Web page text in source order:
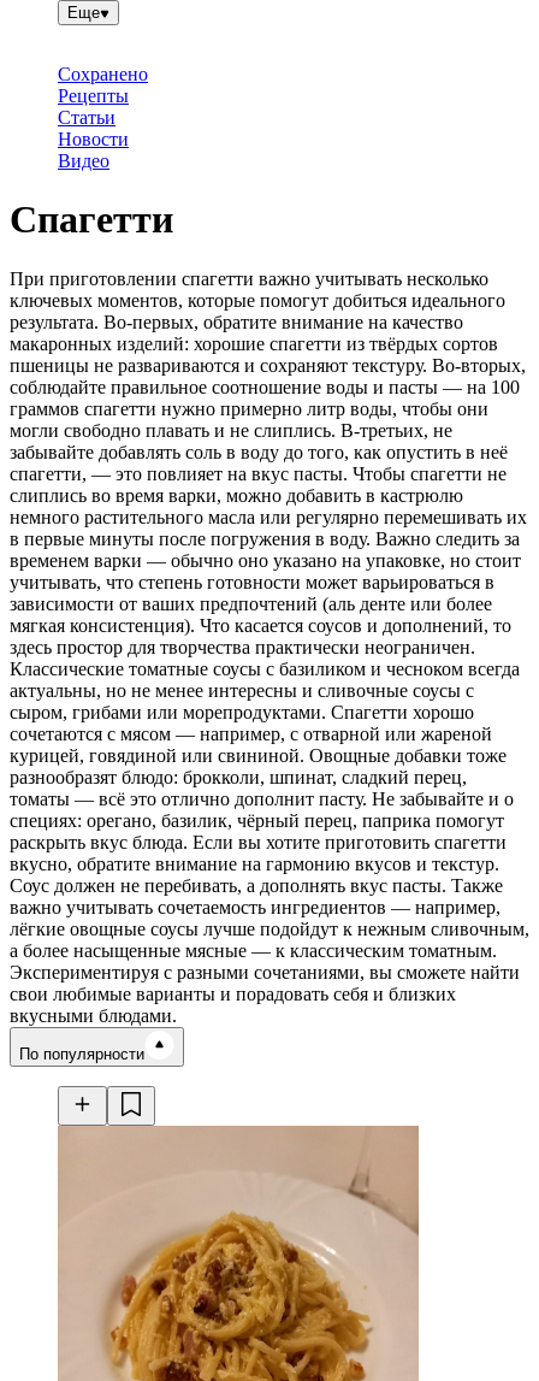
Еще
Сохранено
Рецепты
Статьи
Новости
Видео
Спагетти
При приготовлении спагетти важно учитывать несколько
ключевых моментов, которые помогут добиться идеального
результата. Во-первых, обратите внимание на качество
макаронных изделий: хорошие спагетти из твёрдых сортов
пшеницы не развариваются и сохраняют текстуру. Во-вторых,
соблюдайте правильное соотношение воды и пасты — на 100
граммов спагетти нужно примерно литр воды, чтобы они
могли свободно плавать и не слиплись. В-третьих, не
забывайте добавлять соль в воду до того, как опустить в неё
спагетти, — это повлияет на вкус пасты. Чтобы спагетти не
слиплись во время варки, можно добавить в кастрюлю
немного растительного масла или регулярно перемешивать их
в первые минуты после погружения в воду. Важно следить за
временем варки — обычно оно указано на упаковке, но стоит
учитывать, что степень готовности может варьироваться в
зависимости от ваших предпочтений (аль денте или более
мягкая консистенция). Что касается соусов и дополнений, то
здесь простор для творчества практически неограничен.
Классические томатные соусы с базиликом и чесноком всегда
актуальны, но не менее интересны и сливочные соусы с
сыром, грибами или морепродуктами. Спагетти хорошо
сочетаются с мясом — например, с отварной или жареной
курицей, говядиной или свининой. Овощные добавки тоже
разнообразят блюдо: брокколи, шпинат, сладкий перец,
томаты — всё это отлично дополнит пасту. Не забывайте и о
специях: орегано, базилик, чёрный перец, паприка помогут
раскрыть вкус блюда. Если вы хотите приготовить спагетти
вкусно, обратите внимание на гармонию вкусов и текстур.
Соус должен не перебивать, а дополнять вкус пасты. Также
важно учитывать сочетаемость ингредиентов — например,
лёгкие овощные соусы лучше подойдут к нежным сливочным,
а более насыщенные мясные — к классическим томатным.
Экспериментируя с разными сочетаниями, вы сможете найти
свои любимые варианты и порадовать себя и близких
вкусными блюдами.
Время готовки
По популярности